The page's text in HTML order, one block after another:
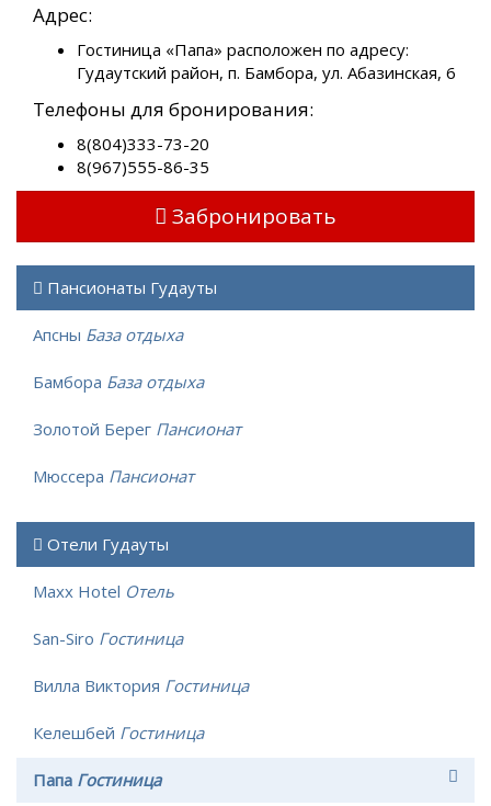
Адрес:
Гостиница «Папа» расположен по адресу:
Гудаутский район, п. Бамбора, ул. Абазинская, 6
Телефоны для бронирования:
8(804)333-73-20
8(967)555-86-35
Забронировать
Пансионаты Гудауты
Апсны База отдыха
Бамбора База отдыха
Золотой Берег Пансионат
Мюссера Пансионат
Отели Гудауты
Maxx Hotel Отель
San-Siro Гостиница
Вилла Виктория Гостиница
Келешбей Гостиница
Папа Гостиница